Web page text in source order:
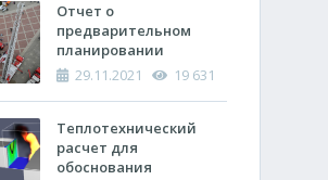
спасательных работ
(ОПП)
Отчет о
предварительном
планировании
действий пожарно-
тушению пожара и
проведению
аварийно-
29.11.2021 19 631
Теплотехнический
расчет ​для
обоснования